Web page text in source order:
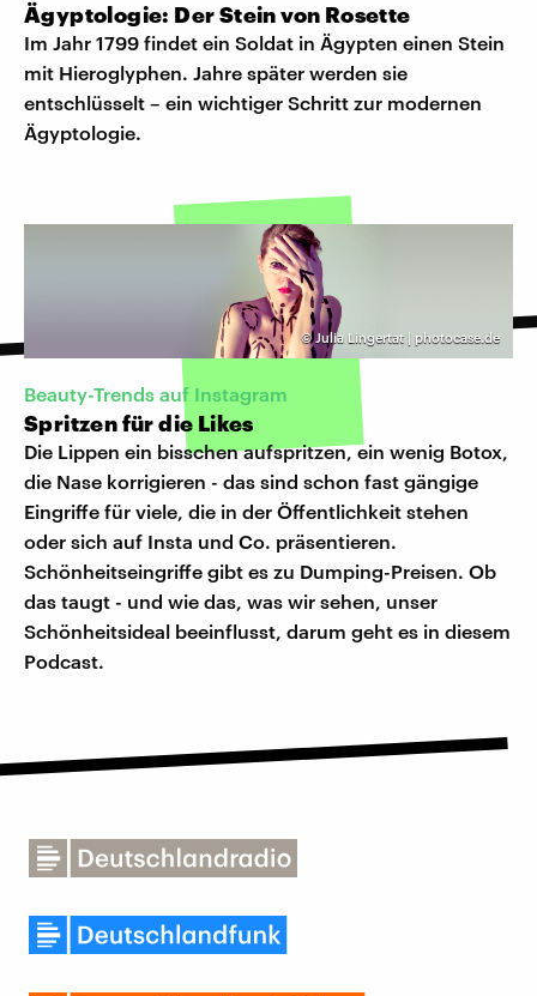
Ägyptologie: Der Stein von Rosette
Im Jahr 1799 findet ein Soldat in Ägypten einen Stein
mit Hieroglyphen. Jahre später werden sie
entschlüsselt – ein wichtiger Schritt zur modernen
Ägyptologie.
©Julia Lingertat | photocase.de
Beauty-Trends auf Instagram
Spritzen für die Likes
Die Lippen ein bisschen aufspritzen, ein wenig Botox,
die Nase korrigieren - das sind schon fast gängige
Eingriffe für viele, die in der Öffentlichkeit stehen
oder sich auf Insta und Co. präsentieren.
Schönheitseingriffe gibt es zu Dumping-Preisen. Ob
das taugt - und wie das, was wir sehen, unser
Schönheitsideal beeinflusst, darum geht es in diesem
Podcast.